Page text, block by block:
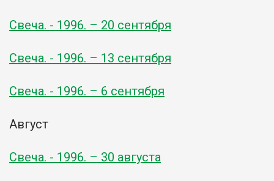
Свеча. - 1996. – 20 сентября
Свеча. - 1996. – 13 сентября
Свеча. - 1996. – 6 сентября
Август
Свеча. - 1996. – 30 августа